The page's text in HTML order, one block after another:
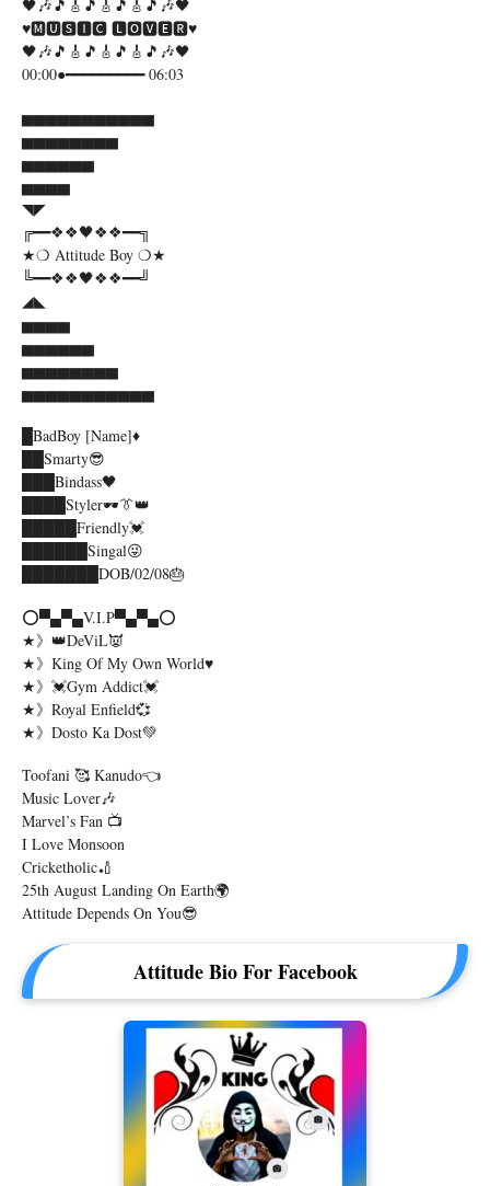
🖤🎶🎵🎸🎵🎸🎵🎸🎵🎶🖤
♥️🅼🆄🆂🅸🅲 🅻🅾🆅🅴🆁♥️
🖤🎶🎵🎸🎵🎸🎵🎸🎵🎶🖤
00:00●━━━━━━━━━ 06:03
▅▅▅▅▅▅▅▅▅▅▅
▅▅▅▅▅▅▅▅
▅▅▅▅▅▅
▅▅▅▅
◥◤
╔━━❖❖🖤❖❖━━╗
★❍ Attitude Boy ❍★
╚━━❖❖🖤❖❖━━╝
◢◣
▅▅▅▅
▅▅▅▅▅▅
▅▅▅▅▅▅▅▅
▅▅▅▅▅▅▅▅▅▅▅
█BadBoy [Name]♦️
██Smarty😎
███Bindass🖤
████Styler🕶️👔👑
█████Friendly💓
██████Singal😜
███████DOB/02/08🎂
⭕▀▄▀▄V.I.P▀▄▀▄⭕
★》👑DeViL👿
★》King Of My Own World♥️
★》💓Gym Addict💓
★》Royal Enfield💞
★》Dosto Ka Dost💚
Toofani 🥰 Kanudo👈
Music Lover🎶
Marvel’s Fan 📺
I Love Monsoon
Cricketholic🏏
25th August Landing On Earth🌍
Attitude Depends On You😎
Attitude Bio For Facebook